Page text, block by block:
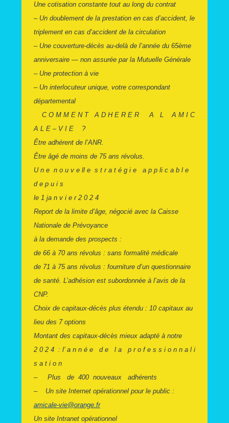
Une cotisation constante tout au long du contrat
– Un doublement de la prestation en cas d’accident, le
triplement en cas d’accident de la circulation
– Une couverture-décès au-delà de l’année du 65ème
anniversaire — non assurée par la Mutuelle Générale
– Une protection à vie
– Un interlocuteur unique, votre correspondant
départemental
C O M M E N T A D H E R E R A L A M I C
A L E – V I E ?
Être adhérent de l’ANR.
Être âgé de moins de 75 ans révolus.
U n e n o u v e ll e s t r a t é g i e a p p li c a b l e
d e p u i s
le 1 ja n v i e r 2 0 2 4
Report de la limite d’âge, négocié avec la Caisse
Nationale de Prévoyance
à la demande des prospects :
de 66 à 70 ans révolus : sans formalité médicale
de 71 à 75 ans révolus : fourniture d’un questionnaire
de santé. L’adhésion est subordonnée à l’avis de la
CNP.
Choix de capitaux-décès plus étendu : 10 capitaux au
lieu des 7 options
Montant des capitaux-décès mieux adapté à notre
2 0 2 4 : l’ a n n é e d e l a p r o f e s s i o n n a l i
s a t i o n
– Plus de 400 nouveaux adhérents
– Un site Internet opérationnel pour le public :
amicale-vie@orange.fr
Un site Intranet opérationnel